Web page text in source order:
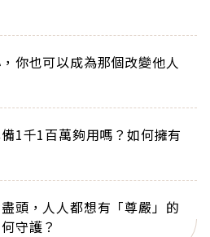
你也可以成為那個改變他人
1千1百萬夠用嗎？如何擁有
頭，人人都想有「尊嚴」的
守護？